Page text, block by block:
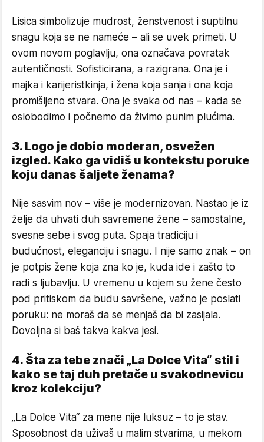
Lisica simbolizuje mudrost, ženstvenost i suptilnu
snagu koja se ne nameće – ali se uvek primeti. U
ovom novom poglavlju, ona označava povratak
autentičnosti. Sofisticirana, a razigrana. Ona je i
majka i karijeristkinja, i žena koja sanja i ona koja
promišljeno stvara. Ona je svaka od nas – kada se
oslobodimo i počnemo da živimo punim plućima.
3. Logo je dobio moderan, osvežen
izgled. Kako ga vidiš u kontekstu poruke
koju danas šaljete ženama?
Nije sasvim nov – više je modernizovan. Nastao je iz
želje da uhvati duh savremene žene – samostalne,
svesne sebe i svog puta. Spaja tradiciju i
budućnost, eleganciju i snagu. I nije samo znak – on
je potpis žene koja zna ko je, kuda ide i zašto to
radi s ljubavlju. U vremenu u kojem su žene često
pod pritiskom da budu savršene, važno je poslati
poruku: ne moraš da se menjaš da bi zasijala.
Dovoljna si baš takva kakva jesi.
4. Šta za tebe znači „La Dolce Vita“ stil i
kako se taj duh pretače u svakodnevicu
kroz kolekciju?
„La Dolce Vita“ za mene nije luksuz – to je stav.
Sposobnost da uživaš u malim stvarima, u mekom